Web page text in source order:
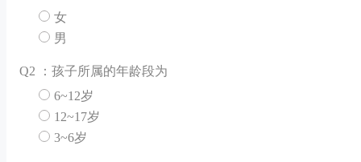
女
男
Q2 ：孩子所属的年龄段为
6~12岁
12~17岁
3~6岁